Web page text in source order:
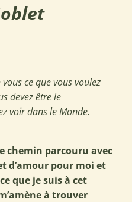
ce que vous voulez
devez être le
voir dans le Monde.
chemin parcouru avec
d’amour pour moi et
que je suis à cet
à trouver